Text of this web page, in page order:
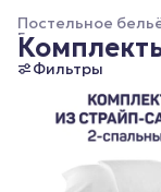
Постельное
Главная
Фильтры